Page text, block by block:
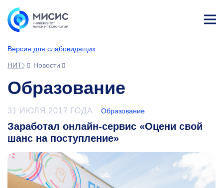
Версия для слабовидящих
НИТУ МИСИС
Новости
Образование
31 ИЮЛЯ 2017 ГОДА Образование
Заработал онлайн-сервис «Оцени свой
шанс на поступление»